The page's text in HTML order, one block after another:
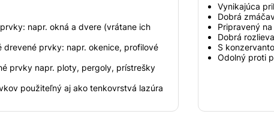
napr. okná a dvere (vrátane ich
drevené prvky: napr. okenice, profilové
prvky napr. ploty, pergoly, prístrešky
použiteľný aj ako tenkovrstvá lazúra
Vynikajúca
Dobrá
Pripravený
Dobrá
S
Odolný proti